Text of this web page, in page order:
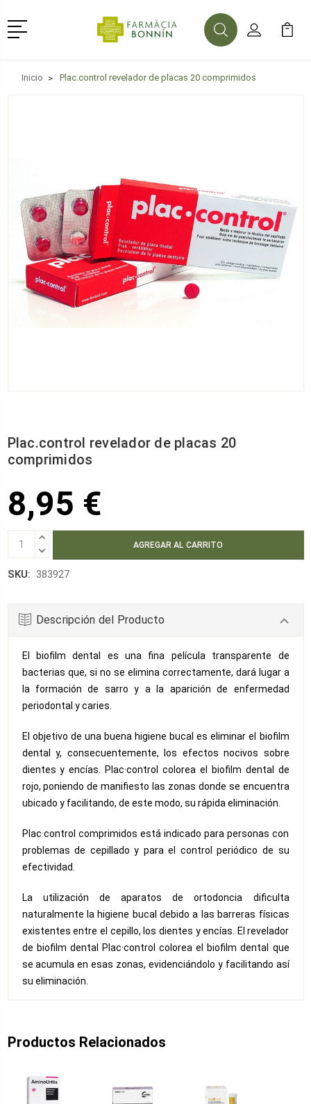
Menú
BuscarMi Cuenta
Mi
Inicio Plac.control revelador de placas 20 comprimidos
Plac.control revelador de placas 20
comprimidos
8,95 €
AUMENTAR
CANTIDAD:
DISMINUIR
SKU: 383927
Descripción del Producto
El biofilm dental es una fina película transparente de
bacterias que, si no se elimina correctamente, dará lugar a
la formación de sarro y a la aparición de enfermedad
periodontal y caries.
El objetivo de una buena higiene bucal es eliminar el biofilm
dental y, consecuentemente, los efectos nocivos sobre
dientes y encías. Plac·control colorea el biofilm dental de
rojo, poniendo de manifiesto las zonas donde se encuentra
ubicado y facilitando, de este modo, su rápida eliminación.
Plac·control comprimidos está indicado para personas con
problemas de cepillado y para el control periódico de su
efectividad.
La utilización de aparatos de ortodoncia dificulta
naturalmente la higiene bucal debido a las barreras físicas
existentes entre el cepillo, los dientes y encías. El revelador
de biofilm dental Plac·control colorea el biofilm dental que
se acumula en esas zonas, evidenciándolo y facilitando así
su eliminación.
Productos Relacionados